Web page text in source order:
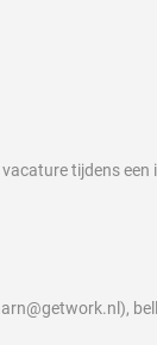
tijdens een